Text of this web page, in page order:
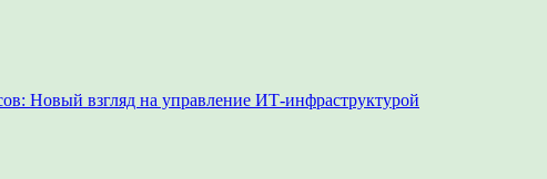
Новый взгляд на управление ИТ-инфраструктурой